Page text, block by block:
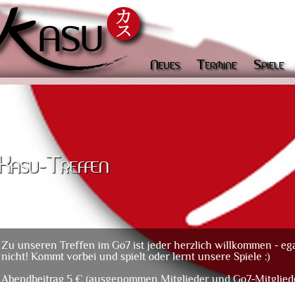
Neues Termine Spiele
Kasu-Treffen
Zu unseren Treffen im Go7 ist jeder herzlich willkommen -
nicht! Kommt vorbei und spielt oder lernt unsere Spiele :)
Abendbeitrag 5 € (ausgenommen Mitglieder und Go7-